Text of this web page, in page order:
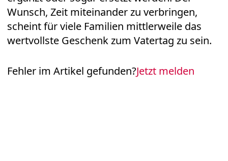
Wunsch, Zeit miteinander zu verbringen,
scheint für viele Familien mittlerweile das
wertvollste Geschenk zum Vatertag zu sein.
Fehler im Artikel gefunden?Jetzt melden